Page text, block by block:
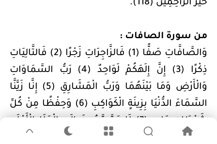
خَيْرُ الرَّاحِمِينَ (118).
من سورة الصافات :
وَالصَّافَّاتِ صَفًّا (1) فَالزَّاجِرَاتِ زَجْرًا (2) فَالتَّالِيَاتِ
ذِكْرًا (3) إِنَّ إِلَهَكُمْ لَوَاحِدٌ (4) رَبُّ السَّمَاوَاتِ
وَالْأَرْضِ وَمَا بَيْنَهُمَا وَرَبُّ الْمَشَارِقِ (5) إِنَّا زَيَّنَّا
السَّمَاءَ الدُّنْيَا بِزِينَةٍ الْكَوَاكِبِ (6) وَحِفْظًا مِنْ كُلِّ
شَيْطَانٍ مَارِدٍ (7) لَا يَسَّمَّعُونَ إِلَى الْمَلَإِ الْأَعْلَى
وَيُقْذَفُونَ مِنْ كُلِّ جَانِبٍ (8) دُحُورًا وَلَهُمْ عَذَابٌ